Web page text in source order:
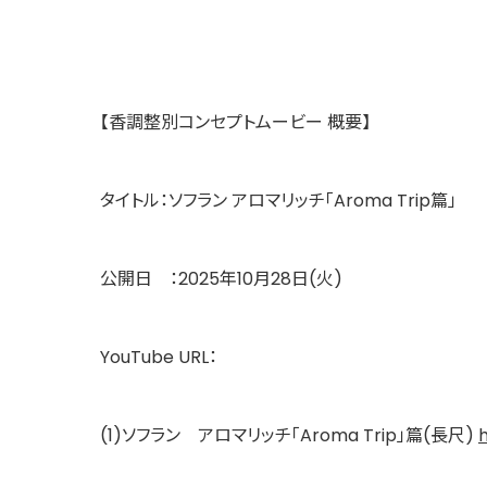
【香調整別コンセプトムービー 概要】
タイトル：ソフラン アロマリッチ「Aroma Trip篇」
公開日 ：2025年10月28日(火)
YouTube URL：
(1)ソフラン アロマリッチ「Aroma Trip」篇(長尺)